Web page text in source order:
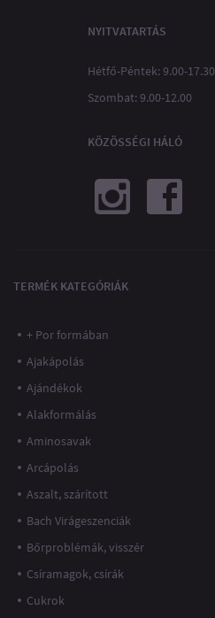
NYITVATARTÁS
Hétfő-Péntek: 9.00-17.30
Szombat: 9.00-12.00
KÖZÖSSÉGI HÁLÓ
TERMÉK KATEGÓRIÁK
+ Por formában
Ajakápolás
Ajándékok
Alakformálás
Aminosavak
Arcápolás
Aszalt, szárított
Bach Virágeszenciák
Bőrproblémák, visszér
Csíramagok, csírák
Cukrok